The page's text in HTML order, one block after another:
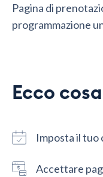
Pagina di
programmazione
Ecco
Imposta il tuo
Accettare